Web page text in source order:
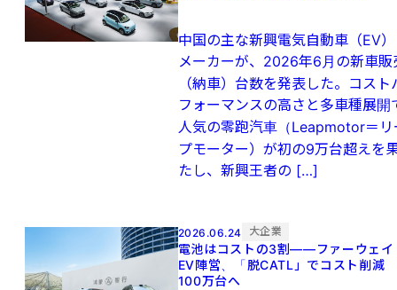
中国の主な新興電気自動車（EV）
メーカーが、2026年6月の新車販
（納車）台数を発表した。コスト
フォーマンスの高さと多車種展開
人気の零跑汽車（Leapmotor＝リ
プモーター）が初の9万台超えを
たし、新興王者の […]
2026.06.24 大企業
電池はコストの3割——ファーウェイ
EV陣営、「脱CATL」でコスト削減
100万台へ